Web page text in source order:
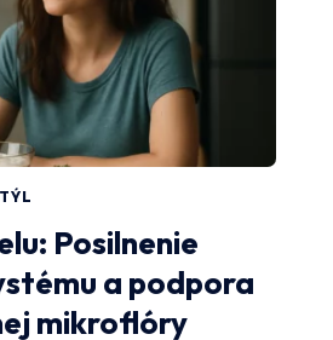
Posilnenie
a podpora
mikroflóry